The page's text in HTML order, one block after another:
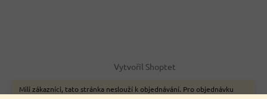
Milí zákazníci, tato stránka neslouží k objednávání. Pro objednávku
Vytvořil Shoptet